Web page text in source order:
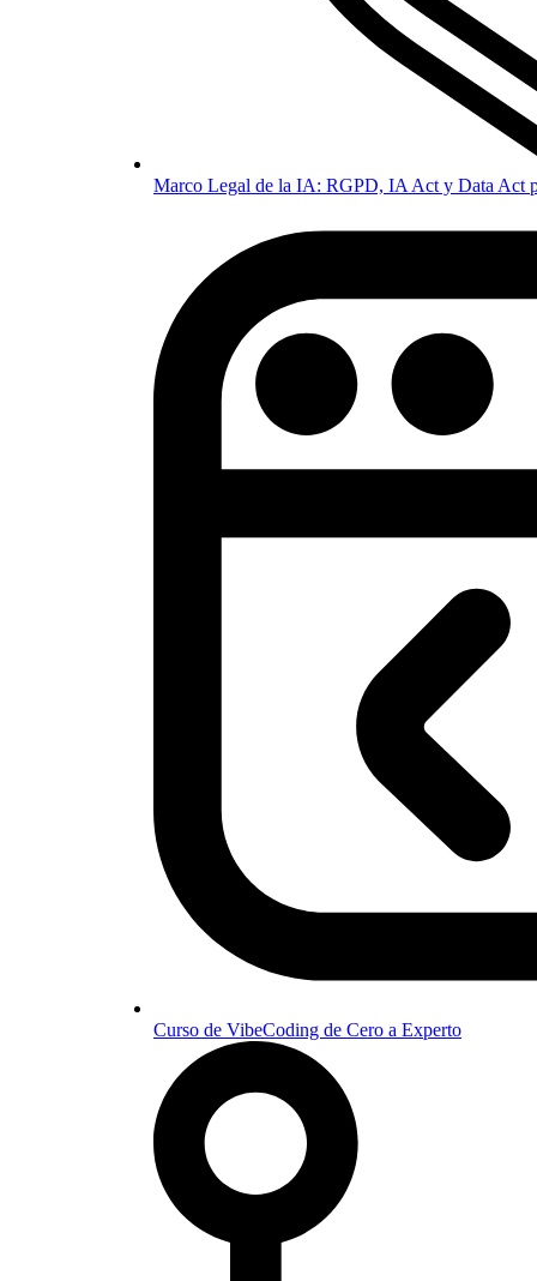
Marco Legal de la IA: RGPD, IA Act y Data Act
Curso de VibeCoding de Cero a Experto